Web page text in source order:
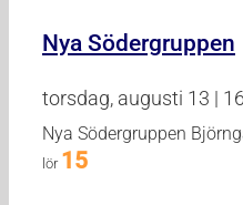
Nya Södergruppen
torsdag, augusti 13 |
Nya Södergruppen
lör 15